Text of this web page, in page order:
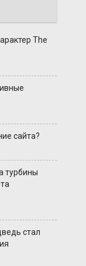
The
сайта?
турбины
стал